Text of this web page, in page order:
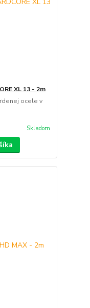
XL 13 - 2m
ocele v
Skladom